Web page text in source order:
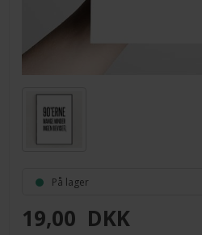
På lager
19,00 DKK